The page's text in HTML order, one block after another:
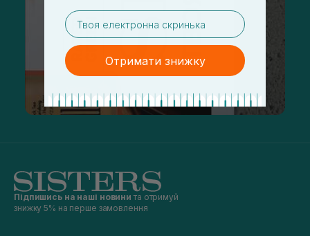
Підпишись на наші новини та отримуй
знижку 5% на перше замовлення
email
Отримати знижку